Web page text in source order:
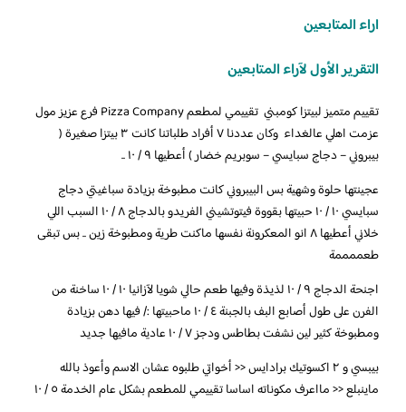
اراء المتابعين
التقرير الأول لآراء المتابعين
تقييم متميز لبيتزا كومبني تقييمي لمطعم Pizza Company فرع عزيز مول
عزمت اهلي عالغداء وكان عددنا ٧ أفراد طلباتنا كانت ٣ بيتزا صغيرة (
بيبروني – دجاج سبايسي – سوبريم خضار ) أعطيها ٩ / ١٠ ..
عجينتها حلوة وشهية بس البيبروني كانت مطبوخة بزيادة سباغيتي دجاج
سبايسي ١٠ / ١٠ حبيتها بقووة فيتوتشيني الفريدو بالدجاج ٨ / ١٠ السبب اللي
خلاني أعطيها ٨ انو المعكرونة نفسها ماكنت طرية ومطبوخة زين .. بس تبقى
طعممممة
اجنحة الدجاج ٩ / ١٠ لذيذة وفيها طعم حالي شويا لآزانيا ١٠ / ١٠ ساخنة من
الفرن على طول أصابع البف بالجبنة ٤ / ١٠ ماحبيتها :/ فيها دهن بزيادة
ومطبوخة كثير لين نشفت بطاطس ودجز ٧ / ١٠ عادية مافيها جديد
بيبسي و ٢ اكسوتيك برادايس << أخواتي طلبوه عشان الاسم وأعوذ بالله
ماينبلع << مااعرف مكوناته اساسا تقييمي للمطعم بشكل عام الخدمة ٥ / ١٠